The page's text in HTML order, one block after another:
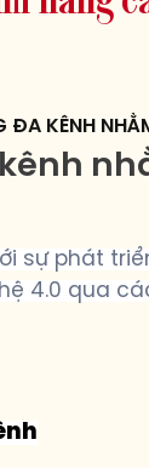
KÊNH
sự phát
4.0 qua